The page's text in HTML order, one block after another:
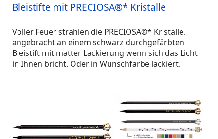
Bleistifte mit PRECIOSA®* Kristalle
Voller Feuer strahlen die PRECIOSA®* Kristalle,
angebracht an einem schwarz durchgefärbten
Bleistift mit matter Lackierung wenn sich das Licht
in Ihnen bricht. Oder in Wunschfarbe lackiert.